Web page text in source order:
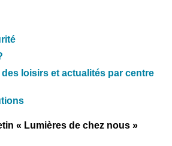
loisirs et actualités par centre
« Lumières de chez nous »